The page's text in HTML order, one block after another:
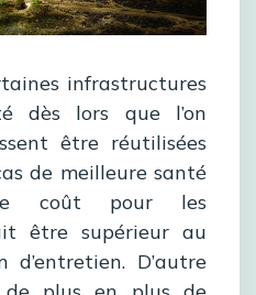
infrastructures
dès lors que l’on
être réutilisées
de meilleure santé
coût pour les
être supérieur au
D’autre